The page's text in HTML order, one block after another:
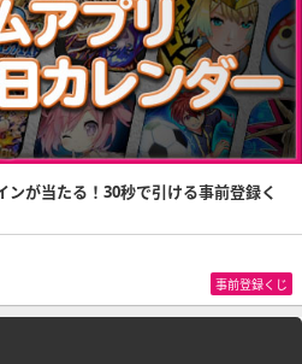
が当たる！30秒で引ける事前登録く
事前登録くじ